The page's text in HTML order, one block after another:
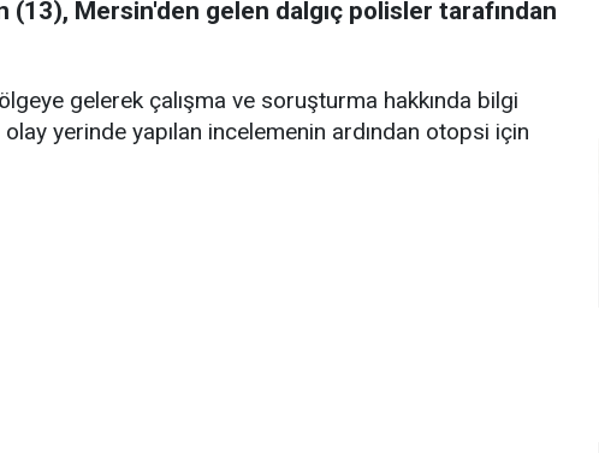
(13), Mersin'den gelen dalgıç polisler tarafından
gelerek çalışma ve soruşturma hakkında bilgi
olay yerinde yapılan incelemenin ardından otopsi için